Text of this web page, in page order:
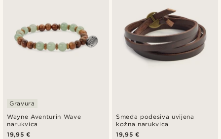
Wayne Aventurin Wave
narukvica
Gravura
19,95 €
Smeđa podesiva uvijena
kožna narukvica
19,95 €